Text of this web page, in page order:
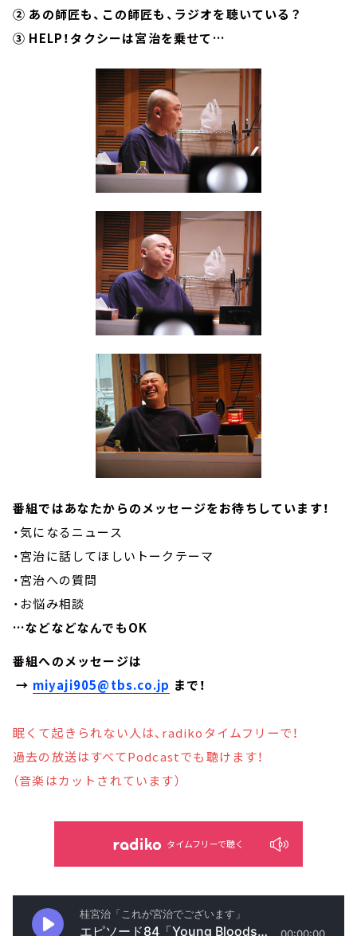
② あの師匠も、この師匠も、ラジオを聴いている？
③ HELP！タクシーは宮治を乗せて…
番組ではあなたからのメッセージをお待ちしています！
・気になるニュース
・宮治に話してほしいトークテーマ
・宮治への質問
・お悩み相談
…などなどなんでもOK
番組へのメッセージは
→ miyaji905@tbs.co.jp まで！
眠くて起きられない人は、radikoタイムフリーで！
過去の放送はすべてPodcastでも聴けます！
（音楽はカットされています）
タイムフリーで聴く